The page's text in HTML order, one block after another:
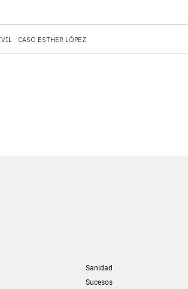
CASO ESTHER LÓPEZ
Sanidad
Sucesos